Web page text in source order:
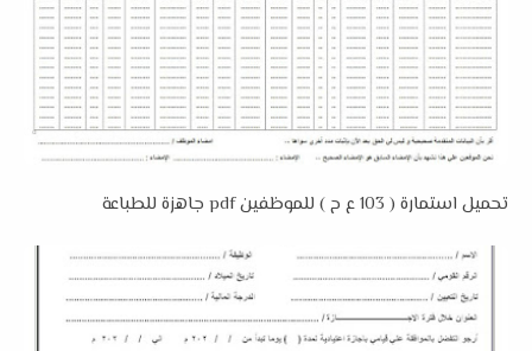
تحميل استمارة ( 103 ع ح ) للموظفين pdf جاهزة للطباعة